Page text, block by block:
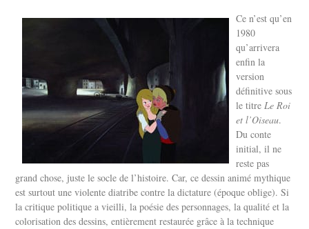
Ce n’est qu’en
1980
qu’arrivera
enfin la
version
définitive sous
le titreLe Roi
et l’Oiseau.
Du conte
initial, il ne
reste pas
grand chose, juste le socle de l’histoire. Car, ce dessin animé mythique
est surtout une violente diatribe contre la dictature (époque oblige). Si
la critique politique a vieilli, la poésie des personnages, la qualité et la
colorisation des dessins, entièrement restaurée grâce à la technique